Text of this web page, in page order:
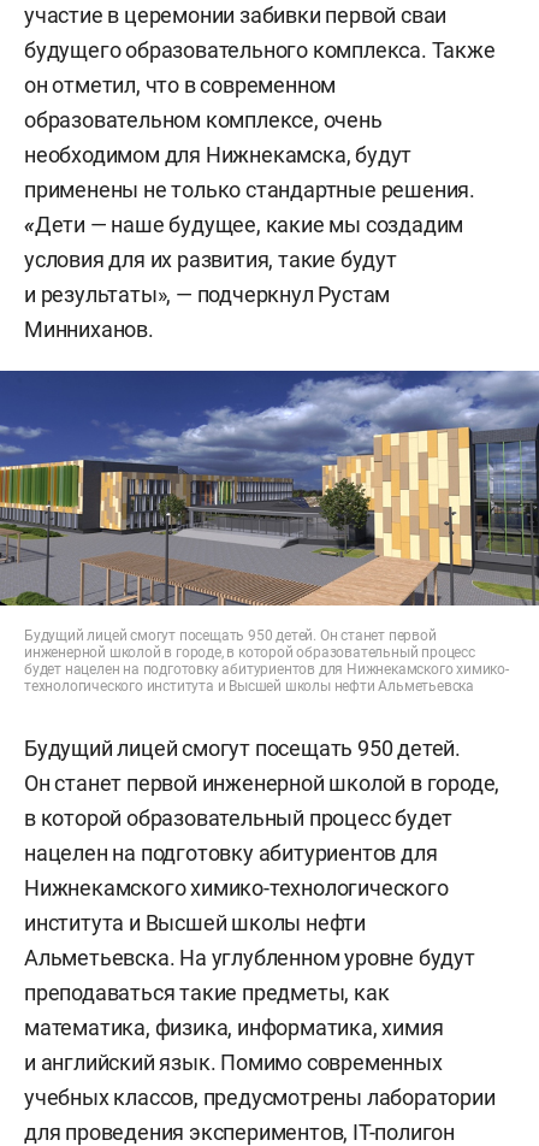
участие в церемонии забивки первой сваи
будущего образовательного комплекса. Также
он отметил, что в современном
образовательном комплексе, очень
необходимом для Нижнекамска, будут
применены не только стандартные решения.
«Дети — наше будущее, какие мы создадим
условия для их развития, такие будут
и результаты», — подчеркнул Рустам
Минниханов.
Будущий лицей смогут посещать 950 детей. Он станет первой
инженерной школой в городе, в которой образовательный процесс
будет нацелен на подготовку абитуриентов для Нижнекамского химико-
технологического института и Высшей школы нефти Альметьевска
Будущий лицей смогут посещать 950 детей.
Он станет первой инженерной школой в городе,
в которой образовательный процесс будет
нацелен на подготовку абитуриентов для
Нижнекамского химико-технологического
института и Высшей школы нефти
Альметьевска. На углубленном уровне будут
преподаваться такие предметы, как
математика, физика, информатика, химия
и английский язык. Помимо современных
учебных классов, предусмотрены лаборатории
для проведения экспериментов, IT-полигон